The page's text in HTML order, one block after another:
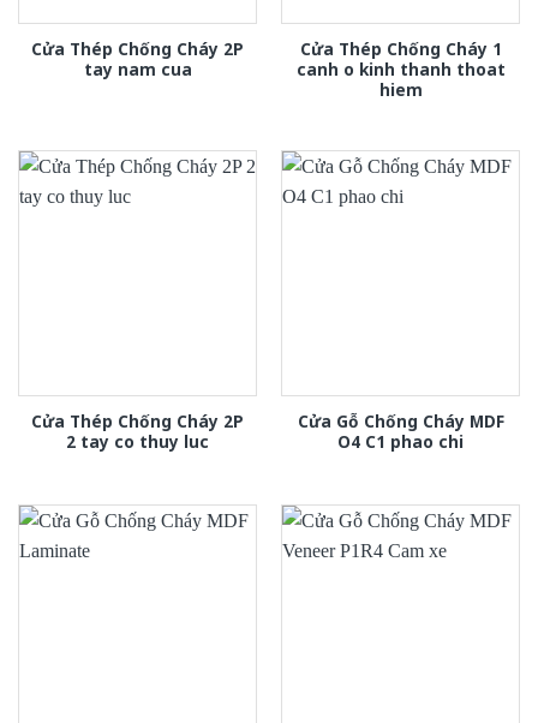
Cửa Thép Chống Cháy 2P
tay nam cua
Cửa Thép Chống Cháy 1
canh o kinh thanh thoat
hiem
Cửa Thép Chống Cháy 2P
2 tay co thuy luc
Cửa Gỗ Chống Cháy MDF
O4 C1 phao chi